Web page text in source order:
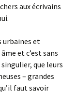
aux écrivains
urbaines et
et c’est sans
singulier, que leurs
– grandes
faut savoir